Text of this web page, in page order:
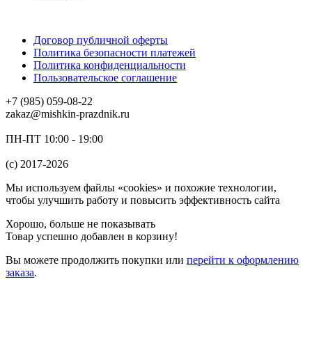
Договор публичной оферты
Политика безопасности платежей
Политика конфиденциальности
Пользовательское соглашение
+7 (985) 059-08-22
zakaz@mishkin-prazdnik.ru
ПН-ПТ 10:00 - 19:00
(c) 2017-2026
Мы используем файлы «cookies» и похожие технологии,
чтобы улучшить работу и повысить эффективность сайта
Хорошо, больше не показывать
Товар успешно добавлен в корзину!
Вы можете продолжить покупки или перейти к оформлению
заказа.